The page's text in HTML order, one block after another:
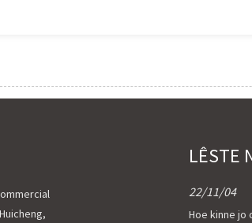
LÊSTE
22/11/04
Hoe kinne